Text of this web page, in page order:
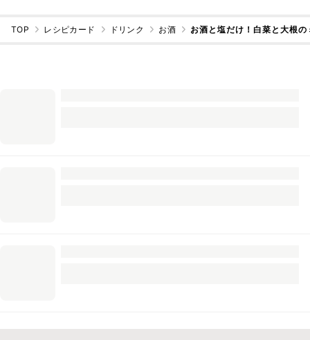
TOP レシピカード ドリンク お酒 お酒と塩だけ！白菜と大根